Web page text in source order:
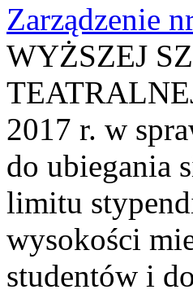
Zarządzenie
WYŻSZEJ
2017 r. w
do ubiegania
limitu
wysokości
studentów i